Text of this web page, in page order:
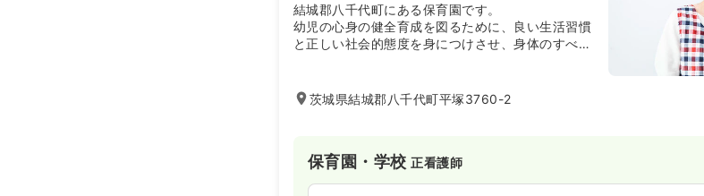
結城郡八千代町にある保育園です。
幼児の心身の健全育成を図るために、良い生活習慣
と正しい社会的態度を身につけさせ、身体のすべて
茨城県結城郡八千代町平塚3760-2
保育園・学校正看護師